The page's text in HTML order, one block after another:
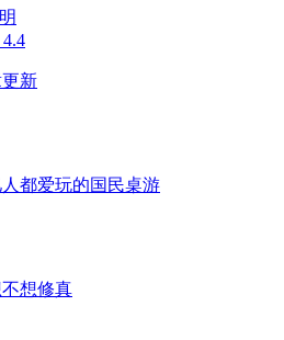
4.4
新
都爱玩的国民桌游
想修真